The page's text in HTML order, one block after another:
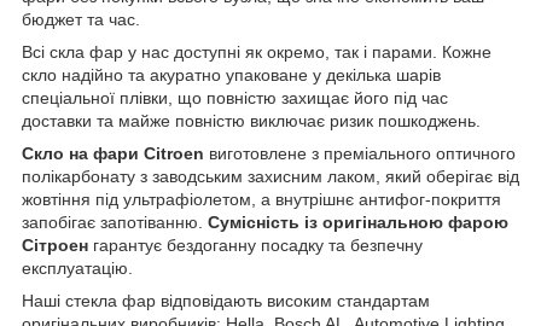
бюджет та час.
Всі скла фар у нас доступні як окремо, так і парами. Кожне
скло надійно та акуратно упаковане у декілька шарів
спеціальної плівки, що повністю захищає його під час
доставки та майже повністю виключає ризик пошкоджень.
Скло на фари Citroen виготовлене з преміального оптичного
полікарбонату з заводським захисним лаком, який оберігає від
жовтіння під ультрафіолетом, а внутрішнє антифог-покриття
запобігає запотіванню. Сумісність із оригінальною фарою
Сітроен гарантує бездоганну посадку та безпечну
експлуатацію.
Наші стекла фар відповідають високим стандартам